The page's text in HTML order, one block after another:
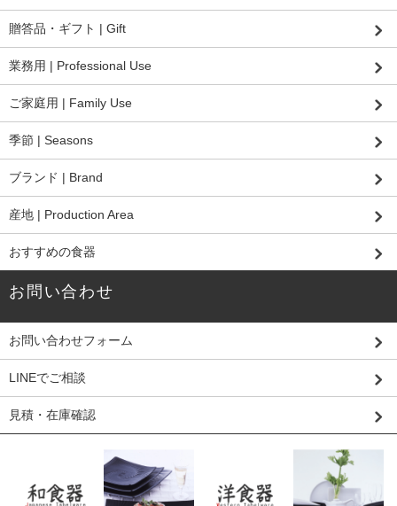
贈答品・ギフト | Gift
業務用 | Professional Use
ご家庭用 | Family Use
季節 | Seasons
ブランド | Brand
産地 | Production Area
おすすめの食器
お問い合わせ
お問い合わせフォーム
LINEでご相談
見積・在庫確認